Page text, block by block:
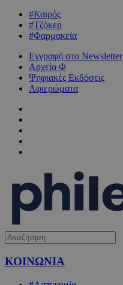
#Καιρός
#Τζόκερ
#Φαρμακεία
Εγγραφή στο Newsletter
Αρχείο Φ
Ψηφιακές Εκδόσεις
Αφιερώματα
ΚΟΙΝΩΝΙΑ